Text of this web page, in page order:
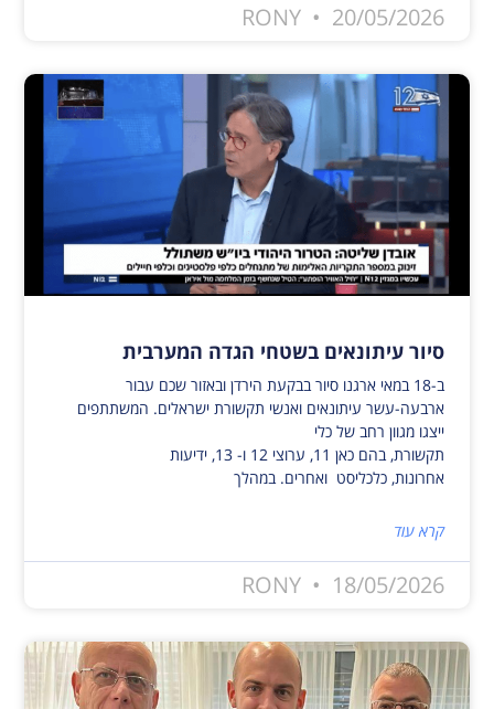
RONY 20/05/2026
סיור עיתונאים בשטחי הגדה המערבית
ב-18 במאי ארגנו סיור בבקעת הירדן ובאזור שכם עבור
ארבעה-עשר עיתונאים ואנשי תקשורת ישראלים. המשתתפים
ייצגו מגוון רחב של כלי
תקשורת, בהם כאן 11, ערוצי 12 ו- 13, ידיעות
אחרונות, כלכליסט ואחרים. במהלך
קרא עוד
RONY 18/05/2026